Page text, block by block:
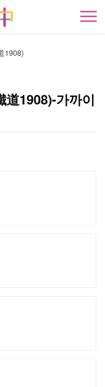
開
1908)
道1908)-가까이